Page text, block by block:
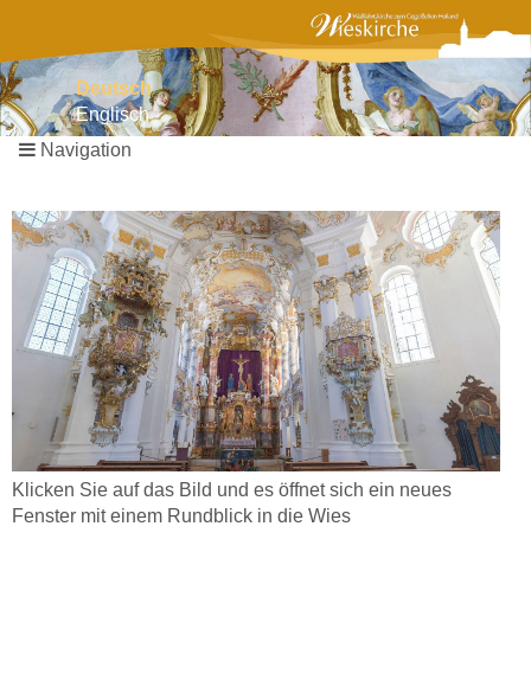
Deutsch
Englisch
Navigation
überspringen
Navigation
Klicken Sie auf das Bild und es öffnet sich ein neues
Fenster mit einem Rundblick in die Wies